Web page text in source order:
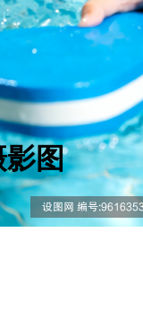
影图